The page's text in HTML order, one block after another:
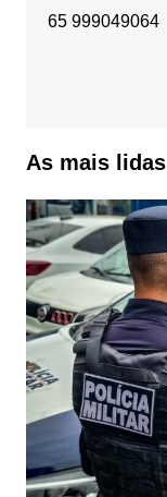
65 999049064
As mais lidas